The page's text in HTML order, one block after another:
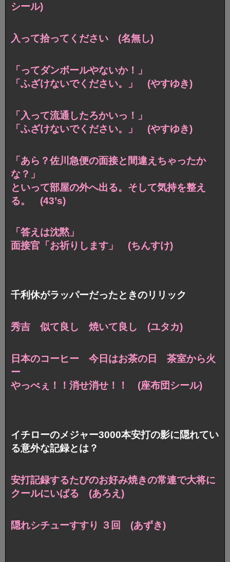
シール)
入って拾ってください (名無し)
「ってダンボールやないか！」
「ふざけないでください。」 (やすゆき)
「入って流通したろかいっ！」
「ふざけないでください。」 (やすゆき)
「あら？佐川急便の面接と間違えちゃったか
な？」
といって部屋の外へ出る。そして気持を整え
る。 (43’s)
「答えは沈黙」
面接官「お祈りします」 (ちんすけ)
千利休がラッパーだったときのリリック
秀吉 似て良し 焼いて良し (ユタカ)
日本のコーヒー 今日はお茶の日 茶室から火
ー
やっべぇ！！消せ消せ！！ (座布団シール)
イチローのメジャー3000本安打の影に隠れてい
る意外な記録とは？
安打記録するたびのお好み焼きの常連で大将に
クールにいばる (あろえ)
隠れシチューすすり ３回 (あずき)